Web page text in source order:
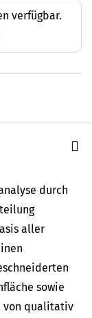
verfügbar.
durch
aller
sowie
von qualitativ